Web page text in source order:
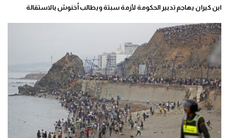
ابن كيران يهاجم تدبير الحكومة لأزمة سبتة ويطالب أخنوش بالاستقالة